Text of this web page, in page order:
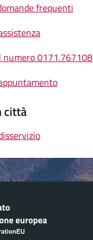
frequenti
numero 0171.767108
città